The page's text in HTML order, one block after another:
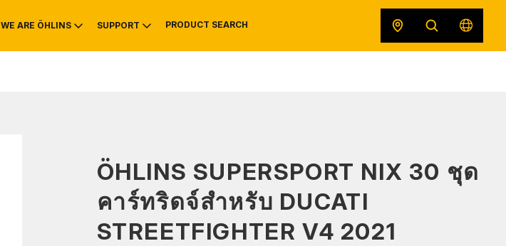
MOUNTAIN BIKE
WE ARE ÖHLINS
HISTORY
SUPPORT
SERVICE INFO & RECALLS
PRODUCT SEARCH
ÖHLINS SUPERSPORT NIX 30 ชุด
คาร์ทริดจ์สำหรับ DUCATI
STREETFIGHTER V4 2021